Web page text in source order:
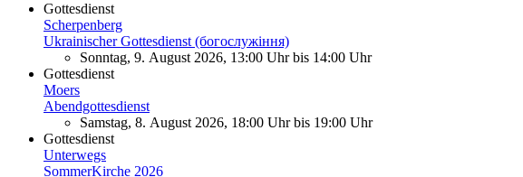
Gottesdienst
Scherpenberg
Ukrainischer Gottesdienst (богослужіння)
Sonntag, 9. August 2026, 13:00 Uhrbis 14:00 Uhr
Gottesdienst
Moers
Abendgottesdienst
Samstag, 8. August 2026, 18:00 Uhrbis 19:00 Uhr
Gottesdienst
Unterwegs
SommerKirche 2026